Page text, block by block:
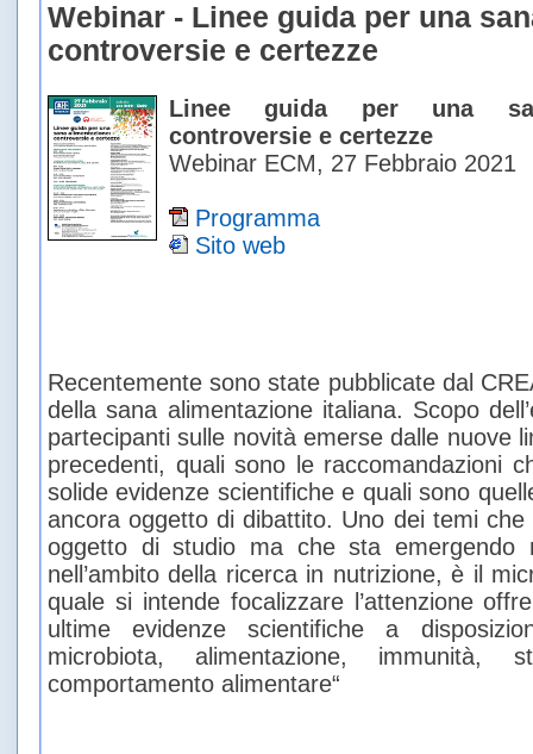
Webinar - Linee guida per una
controversie e certezze
Linee guida per una
controversie e certezze
Webinar ECM, 27 Febbraio 2021
Programma
Sito web
Recentemente sono state pubblicate dal
della sana alimentazione italiana. Scopo
partecipanti sulle novità emerse dalle nuove
precedenti, quali sono le raccomandazioni
solide evidenze scientifiche e quali sono
ancora oggetto di dibattito. Uno dei temi
oggetto di studio ma che sta emergendo
nell’ambito della ricerca in nutrizione, è il
quale si intende focalizzare l’attenzione
ultime evidenze scientifiche a
microbiota, alimentazione, immunità,
comportamento alimentare“